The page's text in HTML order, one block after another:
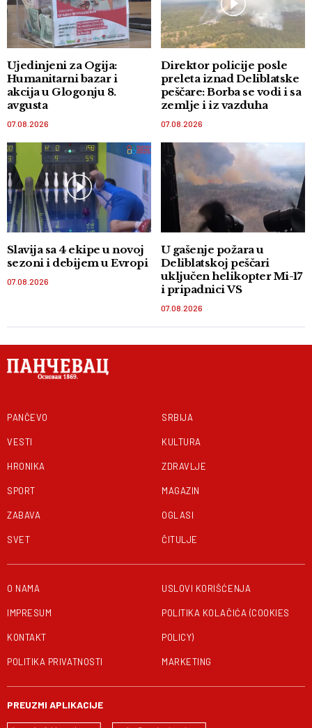
Ujedinjeni za Ogija:
Humanitarni bazar i
akcija u Glogonju 8.
avgusta
07.08.2026
Direktor policije posle
preleta iznad Deliblatske
peščare: Borba se vodi i sa
zemlje i iz vazduha
07.08.2026
Slavija sa 4 ekipe u novoj
sezoni i debijem u Evropi
07.08.2026
U gašenje požara u
Deliblatskoj peščari
uključen helikopter Mi-17
i pripadnici VS
07.08.2026
PANČEVO
VESTI
HRONIKA
SPORT
ZABAVA
SVET
SRBIJA
KULTURA
ZDRAVLJE
MAGAZIN
OGLASI
ČITULJE
O NAMA
IMPRESUM
KONTAKT
POLITIKA PRIVATNOSTI
USLOVI KORIŠĆENJA
POLITIKA KOLAČIĆA (COOKIES
POLICY)
MARKETING
PREUZMI APLIKACIJE